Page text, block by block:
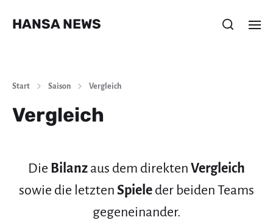
HANSA NEWS
Start Saison Vergleich
Vergleich
Die Bilanz aus dem direkten Vergleich
sowie die letzten Spiele der beiden Teams
gegeneinander.